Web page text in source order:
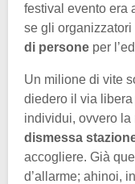
festival evento era
se gli
di persone per
Un milione di vite
diedero il via
individui, ovvero la
dismessa
accogliere. Già
d’allarme; ahinoi,